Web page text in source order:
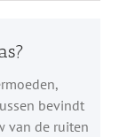
bevindt
van de ruiten